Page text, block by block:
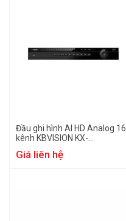
Đầu ghi hình AI HD Analog 16
kênh KBVISION KX-
Giá liên hệ